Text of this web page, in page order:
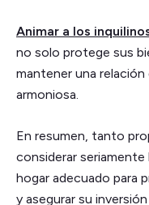
Animar a los
no solo protege sus
mantener una
armoniosa.
En resumen, tanto
considerar
hogar adecuado para
y asegurar su